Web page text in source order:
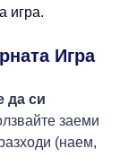
игра.
Игра
да си
заеми
(наем,